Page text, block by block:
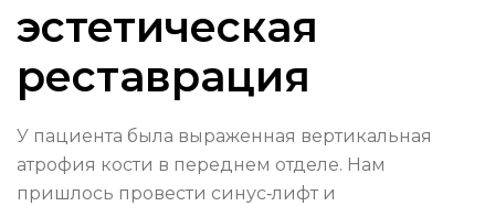
эстетическая
реставрация
У пациента была выраженная вертикальная
атрофия кости в переднем отделе. Нам
пришлось провести синус‑лифт и